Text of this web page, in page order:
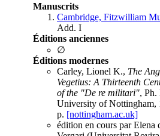
Manuscrits
Cambridge, Fitzwilliam
Add. I
Éditions anciennes
∅
Éditions modernes
Carley, Lionel K., The
Vegetius: A Thirteenth
of the "De re militari", Ph.
University of Nottingham,
p. [nottingham.ac.uk]
édition en cours par Elena